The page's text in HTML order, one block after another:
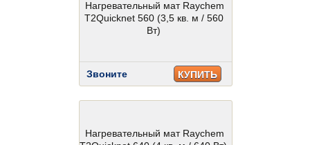
Нагревательный мат Raychem
T2Quicknet 560 (3,5 кв. м / 560
Вт)
Звоните КУПИТЬ
Нагревательный мат Raychem